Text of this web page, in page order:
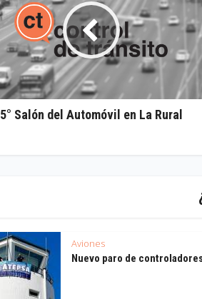
5° Salón del Automóvil en La Rural
Aviones
Nuevo paro de